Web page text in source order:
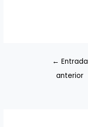
← Entrada
anterior